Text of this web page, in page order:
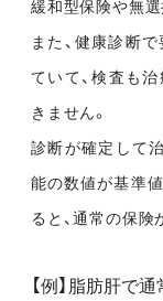
緩和型保険や無
また、健康診断
ていて、検査も
きません。
診断が確定して
能の数値が基準
ると、通常の保険
【例】脂肪肝で